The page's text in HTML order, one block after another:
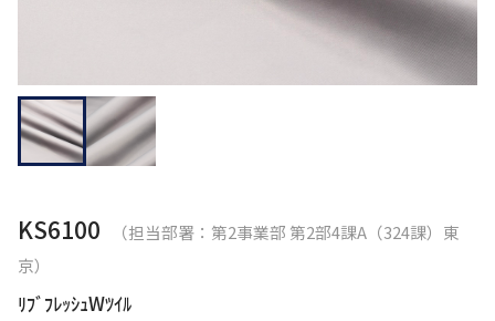
問い合わせ
大阪本社 〒541-0052 大阪府中央区安土町3-3-9
東京本社 〒150-0001 東京都渋谷区神宮前1-3-10
お問い合わせフォームはこちら
KS6100
（担当部署：第2事業部 第2部4課A（324課）東
京）
ﾘﾌﾞﾌﾚｯｼｭWﾂｲﾙ